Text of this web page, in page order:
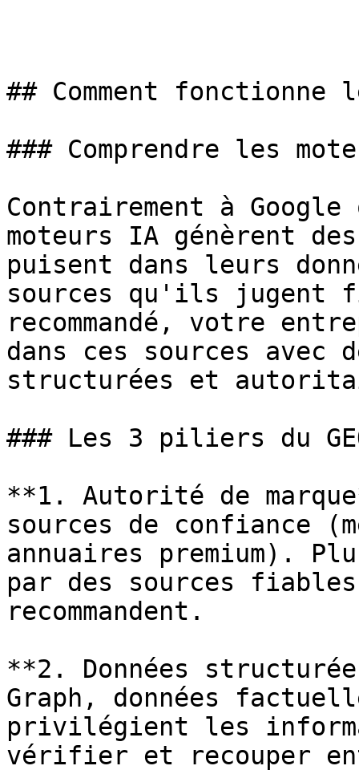
## Comment fonctionne
### Comprendre les
Contrairement à
moteurs IA génèrent
puisent dans leurs
sources qu'ils jugent
recommandé, votre
dans ces sources avec
structurées et
### Les 3 piliers du
**1. Autorité de
sources de confiance
annuaires premium).
par des sources
recommandent.
**2. Données
Graph, données
privilégient les
vérifier et recouper